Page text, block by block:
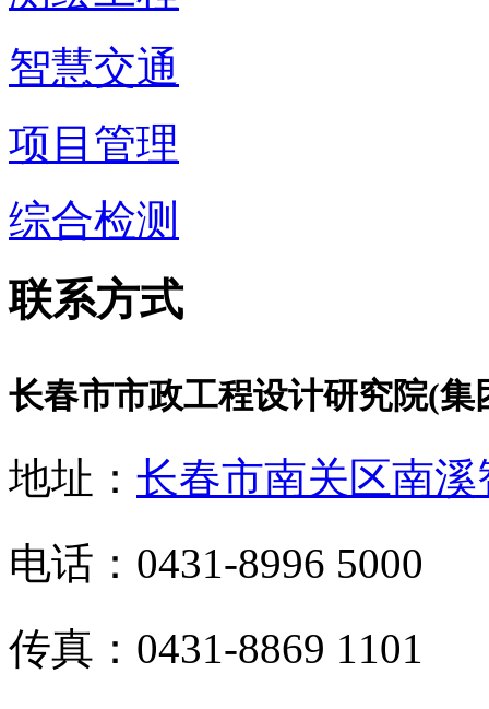
智慧交通
项目管理
综合检测
联系方式
长春市市政工程设计研究院(集
地址： 长春市南关区南
电话：0431-8996 5000
传真：0431-8869 1101